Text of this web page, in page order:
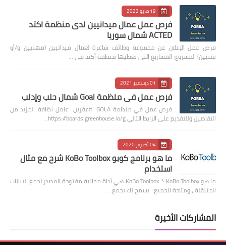
19 مايو 2022
فرص عمل عمال ميدانيين لدى منظمة اكتد
ACTED شمال سوريا
فرص عمل الإعلان عن مجموعة وظائف شاغرة لعمال ميدانيين (مهنيين و/أو
تقنيين) المشروع: المشاريع التي تغطيها منظمة أكتد في …
01 ديسمبر 2021
فرص عمل في منظمة Goal شمال حلب وإدلب
فرص عمل في منظمة GOLA #عفرين عامل نظافة لمزيد من
التفاصيل وللتقديم على الرابط التالي https://boards.greenhouse.io/g…
04 أكتوبر 2020
ما هو برنامج كوبو KoBo Toolbox شرح مع مثال
استخدام
ما هو KoBo Toolbox ؟ KoBo Toolbox هي أداة مجانية مفتوحة المصدر لجمع البيانات
المتنقلة ، ومتاحة للجميع. يسمح لك بجمع …
المشاركات الأخيرة